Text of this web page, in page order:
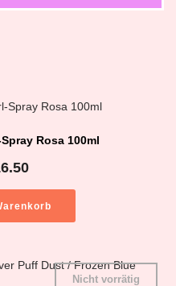
Rosa 100ml
Nicht vorrätig